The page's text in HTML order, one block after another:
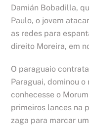
Damián Bobadilla,
Paulo, o jovem
as redes para
direito Moreira, em
O paraguaio
Paraguai, dominou
conhecesse o
primeiros lances na
zaga para marcar